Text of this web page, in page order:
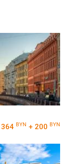
364 BYN + 200 BYN